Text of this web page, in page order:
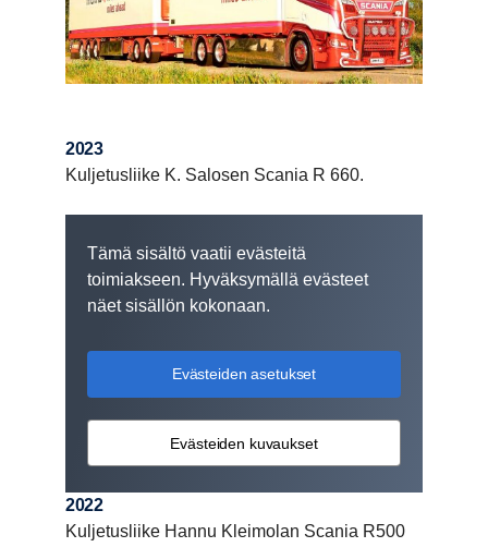
2023
Kuljetusliike K. Salosen Scania R 660.
Tämä sisältö vaatii evästeitä
toimiakseen. Hyväksymällä evästeet
näet sisällön kokonaan.
Evästeiden asetukset
Evästeiden kuvaukset
2022
Kuljetusliike Hannu Kleimolan Scania R500